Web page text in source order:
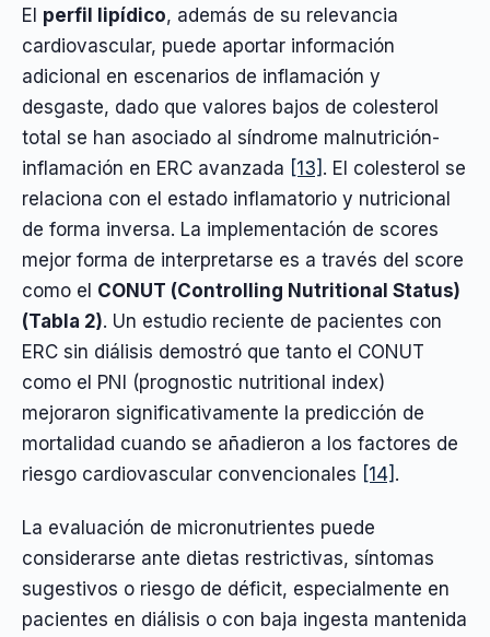
El perfil lipídico, además de su relevancia
cardiovascular, puede aportar información
adicional en escenarios de inflamación y
desgaste, dado que valores bajos de colesterol
total se han asociado al síndrome malnutrición-
inflamación en ERC avanzada [13] . El colesterol se
relaciona con el estado inflamatorio y nutricional
de forma inversa. La implementación de scores
mejor forma de interpretarse es a través del score
como el CONUT (Controlling Nutritional Status)
(Tabla 2). Un estudio reciente de pacientes con
ERC sin diálisis demostró que tanto el CONUT
como el PNI (prognostic nutritional index)
mejoraron significativamente la predicción de
mortalidad cuando se añadieron a los factores de
riesgo cardiovascular convencionales [14] .
La evaluación de micronutrientes puede
considerarse ante dietas restrictivas, síntomas
sugestivos o riesgo de déficit, especialmente en
pacientes en diálisis o con baja ingesta mantenida